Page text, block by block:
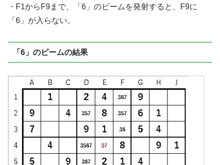
・F1からF9まで、「6」のビームを発射すると、F9に
「6」が入らない。
「6」のビームの結果